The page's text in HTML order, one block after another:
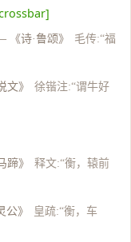
《诗·鲁颂》
毛传:“福
文》
徐锴注:“谓牛好
蹄》
释文:“衡，辕前
公》
皇疏:“衡，车